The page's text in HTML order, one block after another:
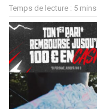
Temps de lecture : 5 mins